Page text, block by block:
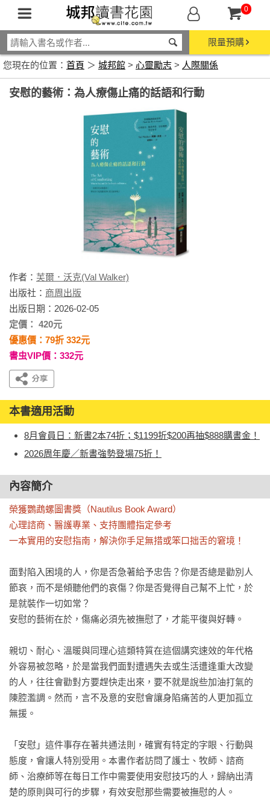
0
限量預購
您現在的位置： 首頁 ＞ 城邦館 > 心靈勵志 > 人際關係
安慰的藝術：為人療傷止痛的話語和行動
作者： 芙爾．沃克(Val Walker)
出版社： 商周出版
出版日期：2026-02-05
定價： 420元
優惠價：79折 332元
書虫VIP價：332元
本書適用活動
8月會員日：新書2本74折；$1199折$200再抽$888購書金！
2026周年慶／新書強勢登場75折！
內容簡介
榮獲鸚鵡螺圖書獎（Nautilus Book Award）
心理諮商、醫護專業、支持團體指定參考
一本實用的安慰指南，解決你手足無措或笨口拙舌的窘境！
面對陷入困境的人，你是否急著給予忠告？你是否總是勸別人
節哀，而不是傾聽他們的哀傷？你是否覺得自己幫不上忙，於
是就裝作一切如常？
安慰的藝術在於，傷痛必須先被撫慰了，才能平復與好轉。
親切、耐心、溫暖與同理心這類特質在這個講究速效的年代格
外容易被忽略，於是當我們面對遭遇失去或生活遭逢重大改變
的人，往往會勸對方要趕快走出來，要不就是說些加油打氣的
陳腔濫調。然而，言不及意的安慰會讓身陷痛苦的人更加孤立
無援。
「安慰」這件事存在著共通法則，確實有特定的字眼、行動與
態度，會讓人特別受用。本書作者訪問了護士、牧師、諮商
師、治療師等在每日工作中需要使用安慰技巧的人，歸納出清
楚的原則與可行的步驟，有效安慰那些需要被撫慰的人。